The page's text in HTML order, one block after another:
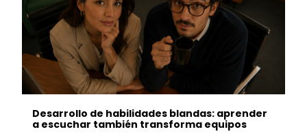
Desarrollo de habilidades blandas: aprender
a escuchar también transforma equipos